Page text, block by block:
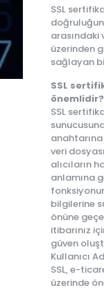
SSL
arasındaki
üzerinden
sağlayan
SSL
önemlidir?
SSL
veri
alıcıların
anlamına
bilgilerine
önüne
itibarınız
güven
Kullanıcı
SSL, e-
üzerinde